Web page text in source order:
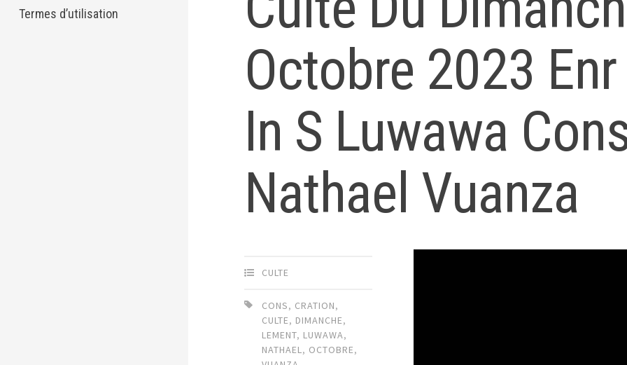
Termes d’utilisation
Octobre 2023
In S Luwawa
Nathael Vuanza
CULTE
CONS, CRATION,
CULTE, DIMANCHE,
LEMENT, LUWAWA,
NATHAEL, OCTOBRE,